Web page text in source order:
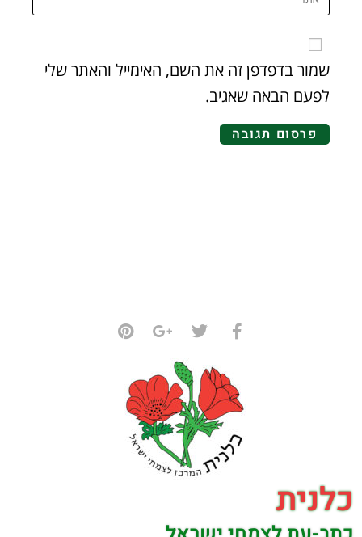
שמור בדפדפן זה את השם, האימייל והאתר שלי
לפעם הבאה שאגיב.
כלנית